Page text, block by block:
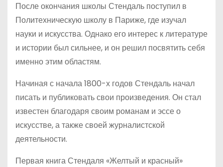
После окончания школы Стендаль поступил в
Политехническую школу в Париже, где изучал
науки и искусства. Однако его интерес к литературе
и истории был сильнее, и он решил посвятить себя
именно этим областям.
Начиная с начала 1800-х годов Стендаль начал
писать и публиковать свои произведения. Он стал
известен благодаря своим романам и эссе о
искусстве, а также своей журналистской
деятельности.
Первая книга Стендаля «Желтый и красный»